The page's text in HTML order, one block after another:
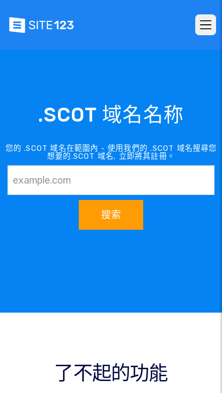
.SCOT 域名名称
您的 .SCOT 域名在範圍內 - 使用我們的 .SCOT 域名搜尋您
想要的.SCOT 域名, 立即將其註冊。
搜索
了不起的功能